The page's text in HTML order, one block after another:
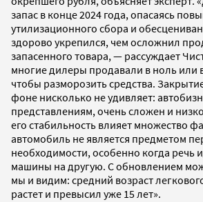
запас в конце 2024 года, опасаясь
утилизационного сбора и
здорово укрепился, чем осложнил
запасенного товара, — рассуждает
многие дилеры продавали в ноль или
чтобы разморозить средства.
фоне нисколько не удивляет:
представлениям, очень сложен и
его стабильность влияет множество
автомобиль не является предметом
необходимости, особенно когда речь
машины на другую. С обновлением
мы и видим: средний возраст
растет и превысил уже 15 лет».